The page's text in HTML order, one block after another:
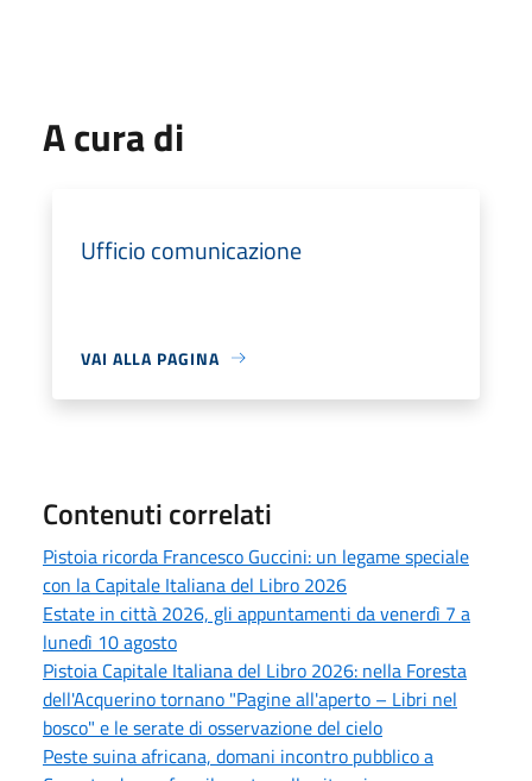
A cura di
Ufficio comunicazione
VAI ALLA PAGINA
Contenuti correlati
Pistoia ricorda Francesco Guccini: un legame speciale
con la Capitale Italiana del Libro 2026
Estate in città 2026, gli appuntamenti da venerdì 7 a
lunedì 10 agosto
Pistoia Capitale Italiana del Libro 2026: nella Foresta
dell'Acquerino tornano "Pagine all'aperto – Libri nel
bosco" e le serate di osservazione del cielo
Peste suina africana, domani incontro pubblico a